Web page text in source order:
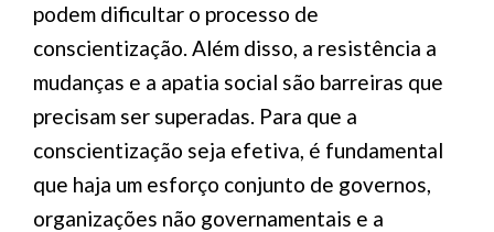
podem dificultar o processo de
conscientização. Além disso, a resistência a
mudanças e a apatia social são barreiras que
precisam ser superadas. Para que a
conscientização seja efetiva, é fundamental
que haja um esforço conjunto de governos,
organizações não governamentais e a